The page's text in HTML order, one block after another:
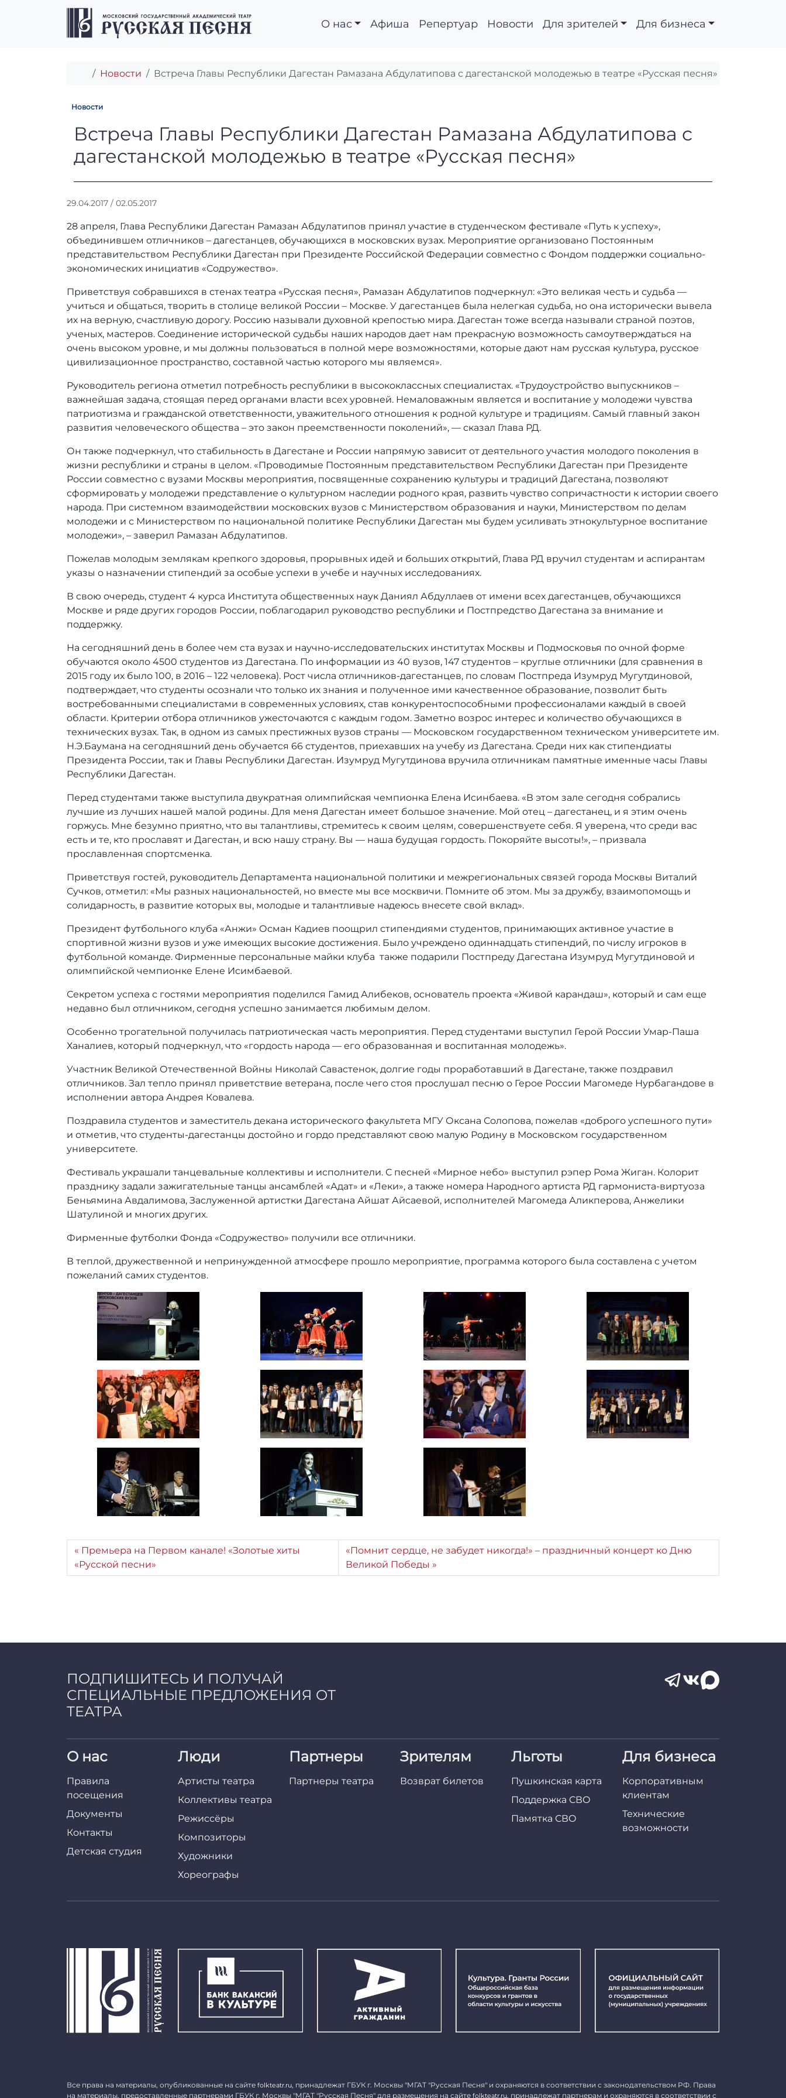
Перейти к содержимому
Перейти к футеру
О нас Афиша Репертуар Новости Для зрителей Для бизнеса
Главная
Новости Встреча Главы Республики Дагестан Рамазана Абдулатипова с дагестанской молодежью в театре «Русская песня»
Новости
Встреча Главы Республики Дагестан Рамазана
Встреча Главы Республики Дагестан Рамазана Абдулатипова с
дагестанской молодежью в театре «Русская песня»
29.04.2017 / 02.05.2017
т
о
р
r
a
d
m
i
n
28 апреля, Глава Республики Дагестан Рамазан Абдулатипов принял участие в студенческом фестивале «Путь к успеху»,
объединившем отличников – дагестанцев, обучающихся в московских вузах. Мероприятие организовано Постоянным
представительством Республики Дагестан при Президенте Российской Федерации совместно с Фондом поддержки социально-
экономических инициатив «Содружество».
Приветствуя собравшихся в стенах театра «Русская песня», Рамазан Абдулатипов подчеркнул: «Это великая честь и судьба —
учиться и общаться, творить в столице великой России – Москве. У дагестанцев была нелегкая судьба, но она исторически вывела
их на верную, счастливую дорогу. Россию называли духовной крепостью мира. Дагестан тоже всегда называли страной поэтов,
ученых, мастеров. Соединение исторической судьбы наших народов дает нам прекрасную возможность самоутверждаться на
очень высоком уровне, и мы должны пользоваться в полной мере возможностями, которые дают нам русская культура, русское
цивилизационное пространство, составной частью которого мы являемся».
Руководитель региона отметил потребность республики в высококлассных специалистах. «Трудоустройство выпускников –
важнейшая задача, стоящая перед органами власти всех уровней. Немаловажным является и воспитание у молодежи чувства
патриотизма и гражданской ответственности, уважительного отношения к родной культуре и традициям. Самый главный закон
развития человеческого общества – это закон преемственности поколений», — сказал Глава РД.
Он также подчеркнул, что стабильность в Дагестане и России напрямую зависит от деятельного участия молодого поколения в
жизни республики и страны в целом. «Проводимые Постоянным представительством Республики Дагестан при Президенте
России совместно с вузами Москвы мероприятия, посвященные сохранению культуры и традиций Дагестана, позволяют
сформировать у молодежи представление о культурном наследии родного края, развить чувство сопричастности к истории своего
народа. При системном взаимодействии московских вузов с Министерством образования и науки, Министерством по делам
молодежи и с Министерством по национальной политике Республики Дагестан мы будем усиливать этнокультурное воспитание
молодежи», – заверил Рамазан Абдулатипов.
Пожелав молодым землякам крепкого здоровья, прорывных идей и больших открытий, Глава РД вручил студентам и аспирантам
указы о назначении стипендий за особые успехи в учебе и научных исследованиях.
В свою очередь, студент 4 курса Института общественных наук Даниял Абдуллаев от имени всех дагестанцев, обучающихся
Москве и ряде других городов России, поблагодарил руководство республики и Постпредство Дагестана за внимание и
поддержку.
На сегодняшний день в более чем ста вузах и научно-исследовательских институтах Москвы и Подмосковья по очной форме
обучаются около 4500 студентов из Дагестана. По информации из 40 вузов, 147 студентов – круглые отличники (для сравнения в
2015 году их было 100, в 2016 – 122 человека). Рост числа отличников-дагестанцев, по словам Постпреда Изумруд Мугутдиновой,
подтверждает, что студенты осознали что только их знания и полученное ими качественное образование, позволит быть
востребованными специалистами в современных условиях, став конкурентоспособными профессионалами каждый в своей
области. Критерии отбора отличников ужесточаются с каждым годом. Заметно возрос интерес и количество обучающихся в
технических вузах. Так, в одном из самых престижных вузов страны — Московском государственном техническом университете им.
Н.Э.Баумана на сегодняшний день обучается 66 студентов, приехавших на учебу из Дагестана. Среди них как стипендиаты
Президента России, так и Главы Республики Дагестан. Изумруд Мугутдинова вручила отличникам памятные именные часы Главы
Республики Дагестан.
Перед студентами также выступила двукратная олимпийская чемпионка Елена Исинбаева. «В этом зале сегодня собрались
лучшие из лучших нашей малой родины. Для меня Дагестан имеет большое значение. Мой отец – дагестанец, и я этим очень
горжусь. Мне безумно приятно, что вы талантливы, стремитесь к своим целям, совершенствуете себя. Я уверена, что среди вас
есть и те, кто прославят и Дагестан, и всю нашу страну. Вы — наша будущая гордость. Покоряйте высоты!», – призвала
прославленная спортсменка.
Приветствуя гостей, руководитель Департамента национальной политики и межрегиональных связей города Москвы Виталий
Сучков, отметил: «Мы разных национальностей, но вместе мы все москвичи. Помните об этом. Мы за дружбу, взаимопомощь и
солидарность, в развитие которых вы, молодые и талантливые надеюсь внесете свой вклад».
Президент футбольного клуба «Анжи» Осман Кадиев поощрил стипендиями студентов, принимающих активное участие в
спортивной жизни вузов и уже имеющих высокие достижения. Было учреждено одиннадцать стипендий, по числу игроков в
футбольной команде. Фирменные персональные майки клуба также подарили Постпреду Дагестана Изумруд Мугутдиновой и
олимпийской чемпионке Елене Исимбаевой.
Секретом успеха с гостями мероприятия поделился Гамид Алибеков, основатель проекта «Живой карандаш», который и сам еще
недавно был отличником, сегодня успешно занимается любимым делом.
Особенно трогательной получилась патриотическая часть мероприятия. Перед студентами выступил Герой России Умар-Паша
Ханалиев, который подчеркнул, что «гордость народа — его образованная и воспитанная молодежь».
Участник Великой Отечественной Войны Николай Савастенок, долгие годы проработавший в Дагестане, также поздравил
отличников. Зал тепло принял приветствие ветерана, после чего стоя прослушал песню о Герое России Магомеде Нурбагандове в
исполнении автора Андрея Ковалева.
Поздравила студентов и заместитель декана исторического факультета МГУ Оксана Солопова, пожелав «доброго успешного пути»
и отметив, что студенты-дагестанцы достойно и гордо представляют свою малую Родину в Московском государственном
университете.
Фестиваль украшали танцевальные коллективы и исполнители. С песней «Мирное небо» выступил рэпер Рома Жиган. Колорит
празднику задали зажигательные танцы ансамблей «Адат» и «Леки», а также номера Народного артиста РД гармониста-виртуоза
Беньямина Авдалимова, Заслуженной артистки Дагестана Айшат Айсаевой, исполнителей Магомеда Аликперова, Анжелики
Шатулиной и многих других.
Фирменные футболки Фонда «Содружество» получили все отличники.
В теплой, дружественной и непринужденной атмосфере прошло мероприятие, программа которого была составлена с учетом
пожеланий самих студентов.
Премьера на Первом канале! «Золотые хиты
«Русской песни»
«Помнит сердце, не забудет никогда!» – праздничный концерт ко Дню
Великой Победы
ПОДПИШИТЕСЬ И ПОЛУЧАЙ
СПЕЦИАЛЬНЫЕ ПРЕДЛОЖЕНИЯ ОТ
ТЕАТРА
О нас
Правила
посещения
Документы
Контакты
Детская студия
Люди
Артисты театра
Коллективы театра
Режиссёры
Композиторы
Художники
Хореографы
Партнеры
Партнеры театра
Зрителям
Возврат билетов
Льготы
Пушкинская карта
Поддержка СВО
Памятка СВО
Для бизнеса
Корпоративным
клиентам
Технические
возможности
Все права на материалы, опубликованные на сайте folkteatr.ru, принадлежат ГБУК г. Москвы "МГАТ "Русская Песня" и охраняются в соответствии с законодательством РФ. Права
на материалы, предоставленные партнерами ГБУК г. Москвы "МГАТ "Русская Песня" для размещения на сайте folkteatr.ru, принадлежат партнерам и охраняются в соответствии с